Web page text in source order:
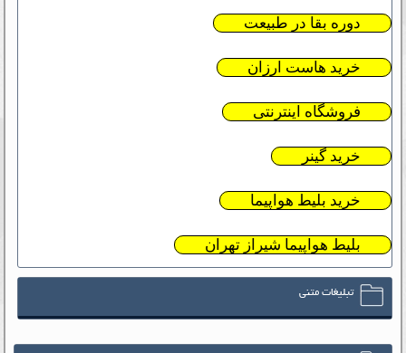
دوره بقا در طبیعت
خرید هاست ارزان
فروشگاه اینترنتی
خرید گینر
خرید بلیط هواپیما
بلیط هواپیما شیراز تهران
تبلیغات متنی